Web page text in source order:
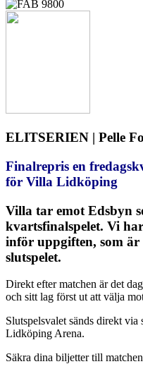
ELITSERIEN | Pelle
Finalrepris en
för Villa Lidköping
Villa tar emot Edsbyn
kvartsfinalspelet. Vi
inför uppgiften, som är
slutspelet.
Direkt efter matchen är det
och sitt lag först ut att välja
Slutspelsvalet sänds direkt
Lidköping Arena.
Säkra dina biljetter till